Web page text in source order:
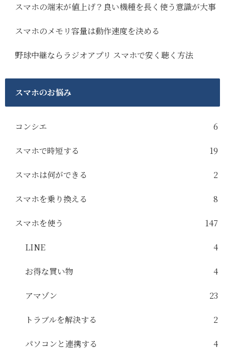
スマホの端末が値上げ？良い機種を長く使う意識が大事
スマホのメモリ容量は動作速度を決める
野球中継ならラジオアプリ スマホで安く聴く方法
スマホのお悩み
コンシエ 6
スマホで時短する 19
スマホは何ができる 2
スマホを乗り換える 8
スマホを使う 147
LINE 4
お得な買い物 4
アマゾン 23
トラブルを解決する 2
パソコンと連携する 4